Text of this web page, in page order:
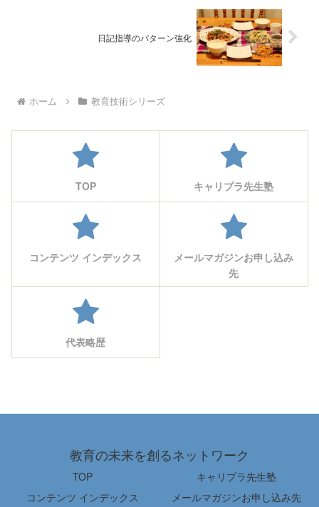
日記指導のパターン強化
ホーム 教育技術シリーズ
TOP キャリプラ先生塾
コンテンツ インデックス
メールマガジンお申し込み
先
代表略歴
教育の未来を創るネットワーク
TOP
キャリプラ先生塾
コンテンツ インデックス
メールマガジンお申し込み先